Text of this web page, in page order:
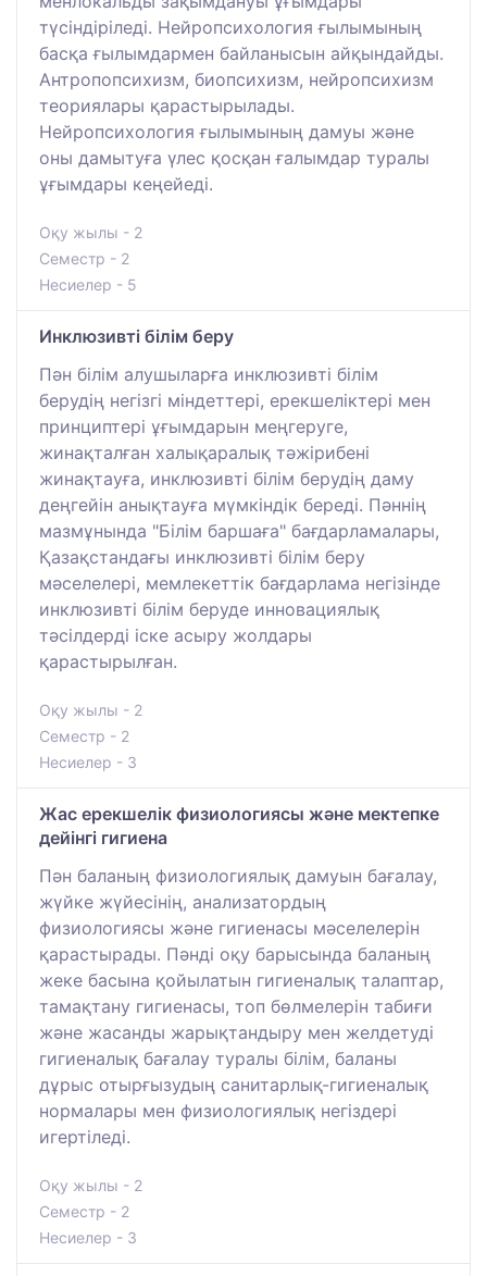
түсіндіріледі. Нейропсихология ғылымының
басқа ғылымдармен байланысын айқындайды.
Антропопсихизм, биопсихизм, нейропсихизм
теориялары қарастырылады.
Нейропсихология ғылымының дамуы және
оны дамытуға үлес қосқан ғалымдар туралы
ұғымдары кеңейеді.
Оқу жылы - 2
Семестр - 2
Несиелер - 5
Инклюзивті білім беру
Пән білім алушыларға инклюзивті білім
берудің негізгі міндеттері, ерекшеліктері мен
принциптері ұғымдарын меңгеруге,
жинақталған халықаралық тәжірибені
жинақтауға, инклюзивті білім берудің даму
деңгейін анықтауға мүмкіндік береді. Пәннің
мазмұнында "Білім баршаға" бағдарламалары,
Қазақстандағы инклюзивті білім беру
мәселелері, мемлекеттік бағдарлама негізінде
инклюзивті білім беруде инновациялық
тәсілдерді іске асыру жолдары
қарастырылған.
Оқу жылы - 2
Семестр - 2
Несиелер - 3
Жас ерекшелік физиологиясы және мектепке
дейінгі гигиена
Пән баланың физиологиялық дамуын бағалау,
жүйке жүйесінің, анализатордың
физиологиясы және гигиенасы мәселелерін
қарастырады. Пәнді оқу барысында баланың
жеке басына қойылатын гигиеналық талаптар,
тамақтану гигиенасы, топ бөлмелерін табиғи
және жасанды жарықтандыру мен желдетуді
гигиеналық бағалау туралы білім, баланы
дұрыс отырғызудың санитарлық-гигиеналық
нормалары мен физиологиялық негіздері
игертіледі.
Оқу жылы - 2
Семестр - 2
Несиелер - 3